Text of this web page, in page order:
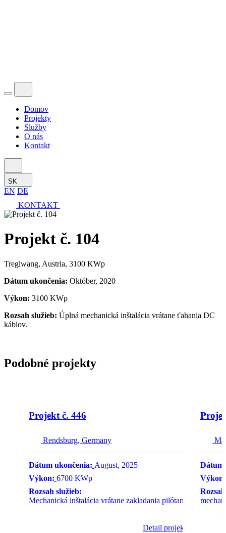
Domov
Projekty
Služby
O nás
Kontakt
SK
EN DE
KONTAKT
Projekt č. 104
Treglwang, Austria, 3100 KWp
Dátum ukončenia: Október, 2020
Výkon: 3100 KWp
Rozsah služieb: Úplná mechanická inštalácia vrátane ťahania DC
káblov.
Podobné projekty
Projekt č. 446
Rendsburg, Germany
Dátum ukončenia: August, 2025
Výkon: 6700 KWp
Rozsah služieb:
Mechanická inštalácia vrátane zakladania pilótami
Detail projektu
Dátum
Výkon: